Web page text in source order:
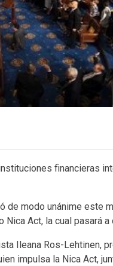
financieras
de modo unánime este
Act, la cual pasará a
Ileana Ros-Lehtinen,
impulsa la Nica Act,